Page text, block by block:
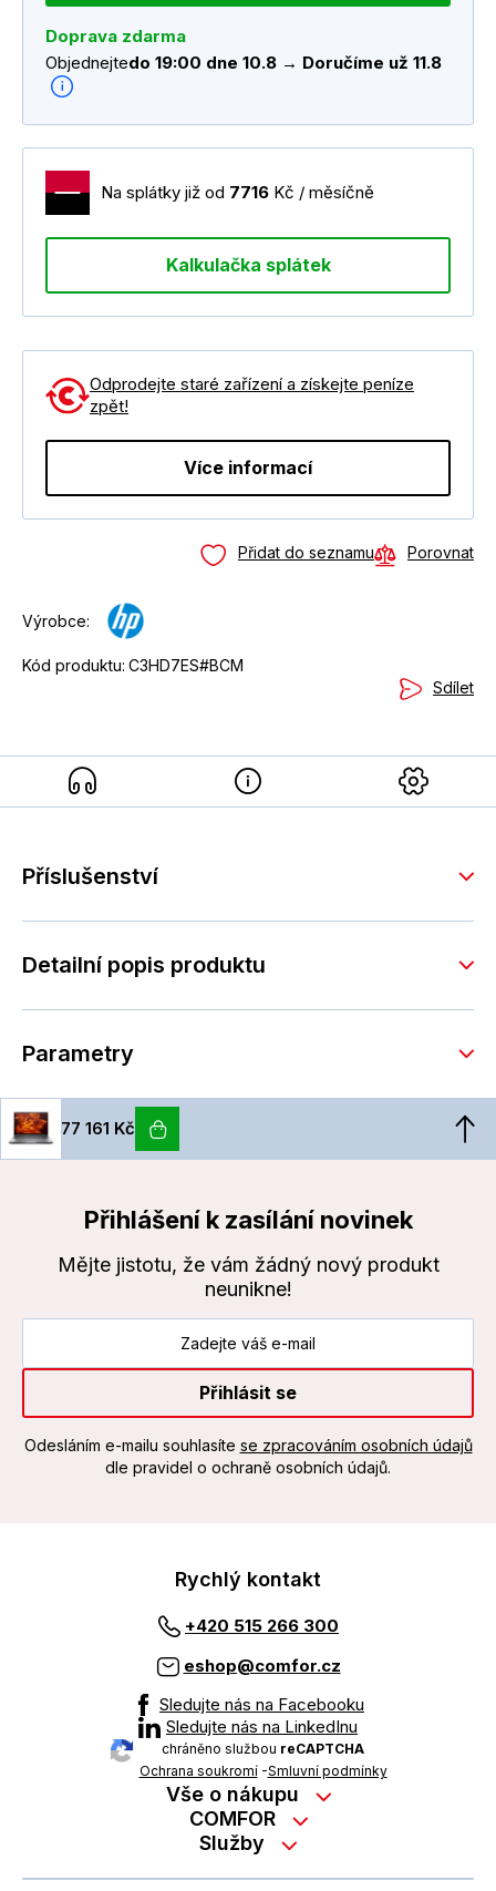
Doprava zdarma
Objednejtedo 19:00 dne 10.8 → Doručíme už 11.8
Na splátky již od 7716 Kč / měsíčně
Kalkulačka splátek
Odprodejte staré zařízení a získejte peníze
zpět!
Více informací
Přidat do seznamu Porovnat
Výrobce:
Kód produktu: C3HD7ES#BCM
Sdílet
Příslušenství
Detailní popis produktu
Parametry
77 161 Kč
Přihlášení k zasílání novinek
Mějte jistotu, že vám žádný nový produkt
neunikne!
Přihlásit se
Odesláním e-mailu souhlasíte se zpracováním osobních údajů
dle pravidel o ochraně osobních údajů.
Rychlý kontakt
+420 515 266 300
eshop@comfor.cz
Sledujte nás na Facebooku
Sledujte nás na LinkedInu
chráněno službou reCAPTCHA
Ochrana soukromí-Smluvní podmínky
Vše o nákupu
Nákup na splátky
Možnosti platby
COMFOR
Kontakty
Kariéra
Služby